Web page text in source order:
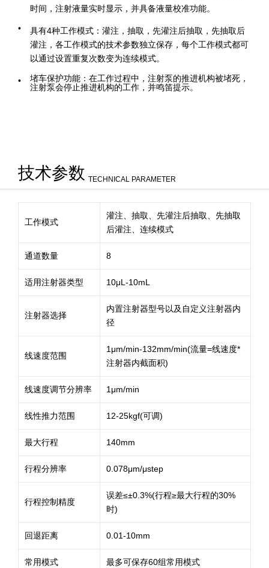
时间，注射液量实时显示，并具备液量校准功能。
具有4种工作模式：灌注，抽取，先灌注后抽取，先抽取后
灌注，各工作模式的技术参数独立保存，每个工作模式都可
以通过设置重复次数变为连续模式。
堵车保护功能：在工作过程中，注射泵的推进机构被堵死，
注射泵会停止推进机构的工作，并鸣笛提示。
技术参数 TECHNICAL PARAMETER
工作模式
灌注、抽取、先灌注后抽取、先抽取
后灌注、连续模式
通道数量 8
适用注射器类型 10μL-10mL
注射器选择
内置注射器型号以及自定义注射器内
径
线速度范围
1μm/min-132mm/min(流量=线速度*
注射器内截面积)
线速度调节分辨率 1μm/min
线性推力范围 12-25kgf(可调)
最大行程 140mm
行程分辨率 0.078μm/μstep
行程控制精度
误差≤±0.3%(行程≥最大行程的30%
时)
回退距离 0.01-10mm
常用模式 最多可保存60组常用模式